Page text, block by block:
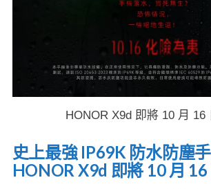
HONOR X9d 即將 10 月 16
史上最強 IP69K 防水防塵
HONOR X9d 即將 10 月